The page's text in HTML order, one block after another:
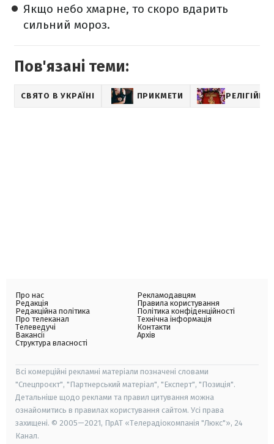
Якщо небо хмарне, то скоро вдарить
сильний мороз.
Пов'язані теми:
СВЯТО В УКРАЇНІ ПРИКМЕТИ РЕЛІГІЙНІ
Про нас
Редакція
Редакційна політика
Про телеканал
Телеведучі
Вакансії
Структура власності
Рекламодавцям
Правила користування
Політика конфіденційності
Технічна інформація
Контакти
Архів
Всі комерційні рекламні матеріали позначені словами
"Спецпроєкт", "Партнерський матеріал", "Експерт", "Позиція".
Детальніше щодо реклами та правил цитування можна
ознайомитись в правилах користування сайтом. Усі права
захищені. © 2005—2021, ПрАТ «Телерадіокомпанія "Люкс"», 24
Канал.